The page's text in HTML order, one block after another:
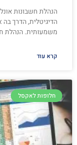
הנהלת חשבונות
הדיגיטלית, הדרך
משמעותית. הנהלת
קרא עוד
חלופות לאקסל